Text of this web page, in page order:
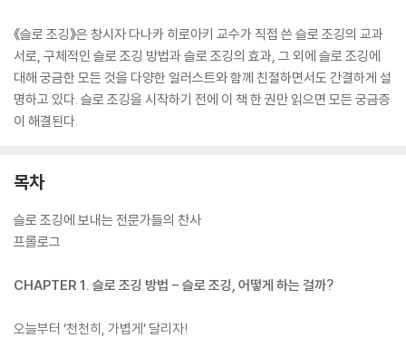
《슬로 조깅》은 창시자 다나카 히로아키 교수가 직접 쓴 슬로 조깅의 교과
서로, 구체적인 슬로 조깅 방법과 슬로 조깅의 효과, 그 외에 슬로 조깅에
대해 궁금한 모든 것을 다양한 일러스트와 함께 친절하면서도 간결하게 설
명하고 있다. 슬로 조깅을 시작하기 전에 이 책 한 권만 읽으면 모든 궁금증
이 해결된다.
목차
슬로 조깅에 보내는 전문가들의 찬사
프롤로그
CHAPTER 1. 슬로 조깅 방법 - 슬로 조깅, 어떻게 하는 걸까?
오늘부터 ‘천천히, 가볍게’ 달리자!